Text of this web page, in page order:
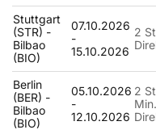
Stuttgart
(STR) -
Bilbao
(BIO)
07.10.2026
-
15.10.2026
2
Berlin
(BER) -
Bilbao
(BIO)
05.10.2026
-
12.10.2026
2